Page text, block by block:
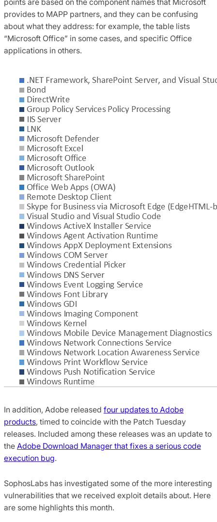
provides to MAPP partners, and they can be confusing
about what they address: for example, the table lists
“Microsoft Office” in some cases, and specific Office
applications in others.
In addition, Adobe released four updates to Adobe
products, timed to coincide with the Patch Tuesday
releases. Included among these releases was an update to
the Adobe Download Manager that fixes a serious code
execution bug.
SophosLabs has investigated some of the more interesting
vulnerabilities that we received exploit details about. Here
are some highlights this month.